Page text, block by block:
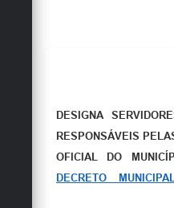
Galeria de Fotos
Galeria de Vídeos
Serviços Online
DESIGNA
RESPONSÁVEIS
OFICIAL DO
DECRETO